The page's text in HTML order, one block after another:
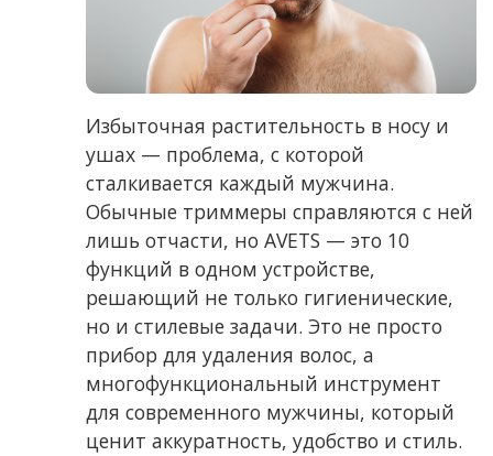
Избыточная растительность в носу и
ушах — проблема, с которой
сталкивается каждый мужчина.
Обычные триммеры справляются с ней
лишь отчасти, но AVETS — это 10
функций в одном устройстве,
решающий не только гигиенические,
но и стилевые задачи. Это не просто
прибор для удаления волос, а
многофункциональный инструмент
для современного мужчины, который
ценит аккуратность, удобство и стиль.